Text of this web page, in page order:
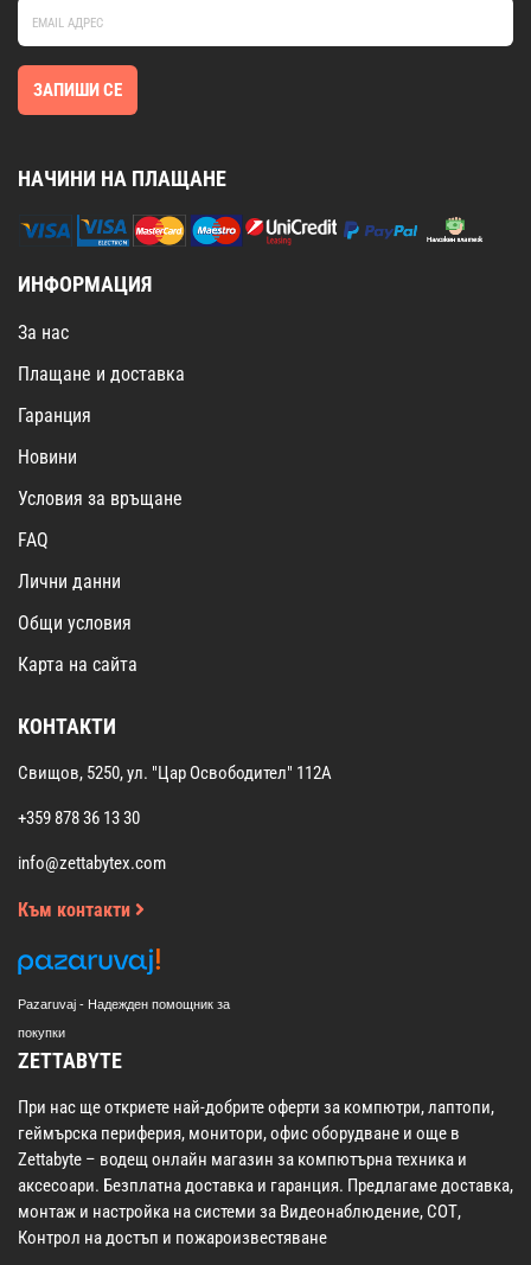
ЗАПИШИ СЕ
НАЧИНИ НА ПЛАЩАНЕ
ИНФОРМАЦИЯ
За нас
Плащане и доставка
Гаранция
Новини
Условия за връщане
FAQ
Лични данни
Общи условия
Карта на сайта
КОНТАКТИ
Свищов, 5250, ул. "Цар Освободител" 112А
+359 878 36 13 30
info@zettabytex.com
Към контакти
Pazaruvaj - Надежден помощник за
покупки
ZETTABYTE
При нас ще откриете най-добрите оферти за компютри, лаптопи,
геймърска периферия, монитори, офис оборудване и още в
Zettabyte – водещ онлайн магазин за компютърна техника и
аксесоари. Безплатна доставка и гаранция. Предлагаме доставка,
монтаж и настройка на системи за Видеонаблюдение, СОТ,
Контрол на достъп и пожароизвестяване